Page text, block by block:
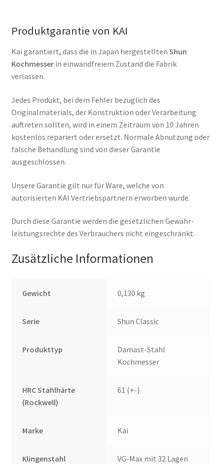
Produktgarantie von KAI
Kai garantiert, dass die in Japan hergestellten Shun
Kochmesserin einwandfreiem Zustand die Fabrik
verlassen.
Jedes Produkt, bei dem Fehler bezüglich des
Originalmaterials, der Konstruktion oder Verarbeitung
auftreten sollten, wird in einem Zeitraum von 10 Jahren
kostenlos repariert oder ersetzt. Normale Abnutzung oder
falsche Behandlung sind von dieser Garantie
ausgeschlossen.
Unsere Garantie gilt nur für Ware, welche von
autorisierten KAI Vertriebspartnern erworben wurde.
Durch diese Garantie werden die gesetzlichen Gewähr­
leistungsrechte des Verbrauchers nicht eingeschränkt.
Zusätzliche Informationen
Gewicht 0,130 kg
Serie Shun Classic
Produkttyp
Damast-Stahl
Kochmesser
HRC Stahlhärte
(Rockwell)
61 (+-)
Marke Kai
Klingenstahl
VG-Max mit 32 Lagen